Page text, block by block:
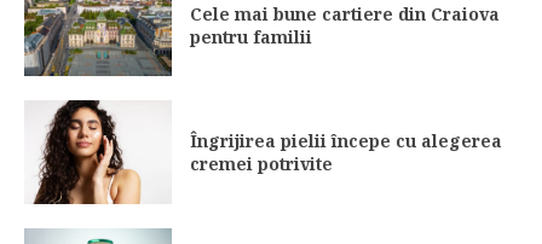
Cele mai bune cartiere din Craiova
pentru familii
Îngrijirea pielii începe cu alegerea
cremei potrivite